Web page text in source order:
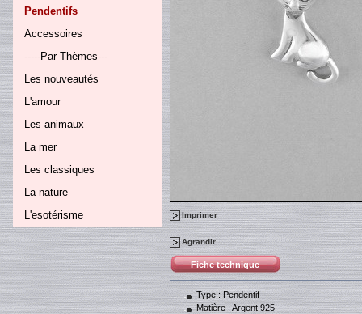
Pendentifs
Accessoires
-----Par Thèmes---
Les nouveautés
L'amour
Les animaux
La mer
Les classiques
La nature
L'esotérisme
Imprimer
Agrandir
Fiche technique
Type : Pendentif
Matière :Argent 925